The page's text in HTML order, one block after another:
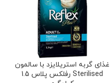
افزودن به سبد خرید
غذای گربه استریلایزد با سالمون
Sterilised رفلکس پلاس 1.5